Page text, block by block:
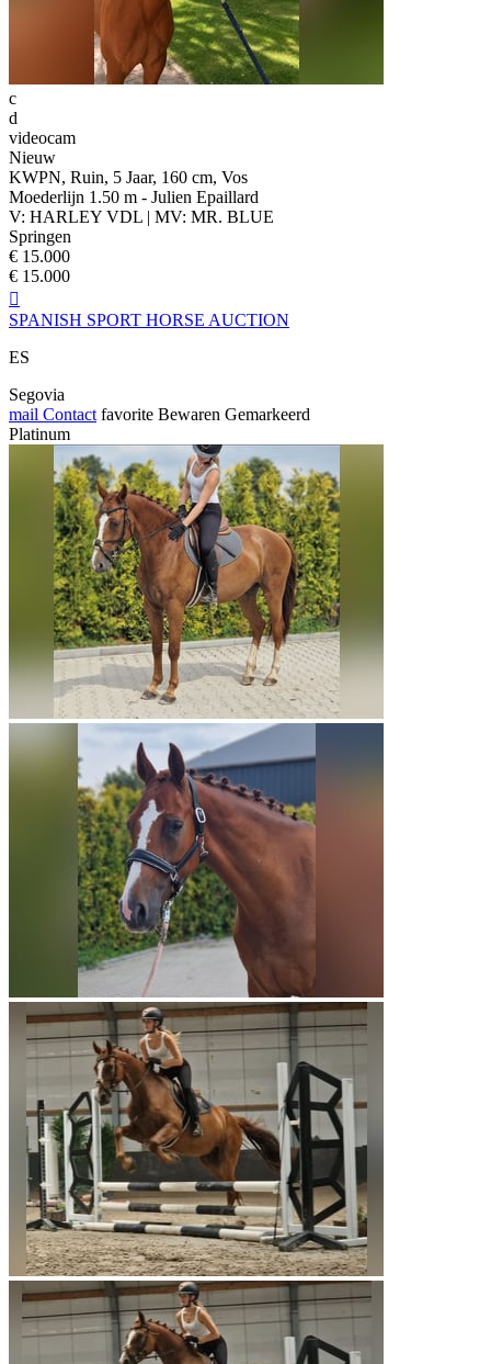
c
d
videocam
Nieuw
KWPN, Ruin, 5 Jaar, 160 cm, Vos
Moederlijn 1.50 m - Julien Epaillard
V: HARLEY VDL | MV: MR. BLUE
Springen
€ 15.000
€ 15.000

SPANISH SPORT HORSE AUCTION
ES
Segovia
mail Contact favorite Bewaren Gemarkeerd
Platinum